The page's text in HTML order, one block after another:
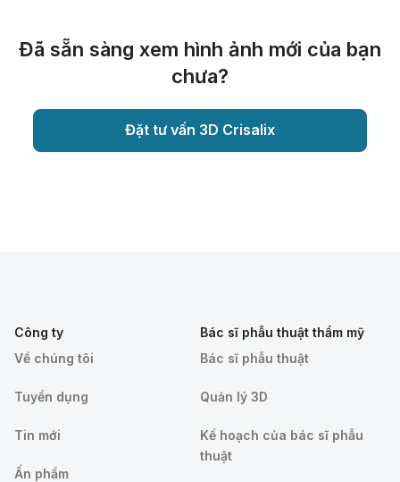
Đã sẵn sàng xem hình ảnh mới của bạn
chưa?
Đặt tư vấn 3D Crisalix
Công ty
Về chúng tôi
Tuyển dụng
Tin mới
Ấn phẩm
Bác sĩ phẫu thuật thẩm mỹ
Bác sĩ phẫu thuật
Quản lý 3D
Kế hoạch của bác sĩ phẫu
thuật